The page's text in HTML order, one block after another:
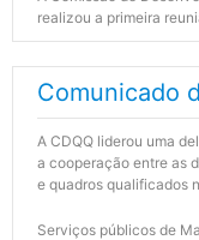
realizou a primeira
Comunicado
A CDQQ liderou uma
a cooperação entre as
e quadros qualificados
Serviços públicos de